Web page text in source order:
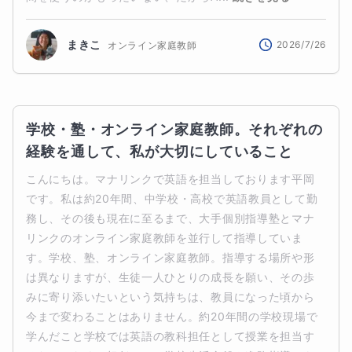
まきこ オンライン家庭教師 2026/7/26
学校・塾・オンライン家庭教師。それぞれの
経験を通して、私が大切にしていること
こんにちは。マナリンクで英語を担当しております平岡
です。私は約20年間、中学校・高校で英語教員として勤
務し、その後も現在に至るまで、大手個別指導塾とマナ
リンクのオンライン家庭教師を並行して指導していま
す。学校、塾、オンライン家庭教師。指導する場所や形
は異なりますが、生徒一人ひとりの成長を願い、その歩
みに寄り添いたいという気持ちは、教員になった頃から
今まで変わることはありません。約20年間の学校現場で
学んだこと学校では英語の教科担任として授業を担当す